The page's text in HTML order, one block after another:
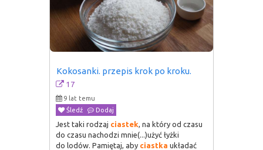
Kokosanki. przepis krok po kroku.
17
9 lat temu
Śledź
Dodaj
Jest taki rodzaj ciastek, na który od czasu
do czasu nachodzi mnie(...)użyć łyżki
do lodów. Pamiętaj, aby ciastka układać